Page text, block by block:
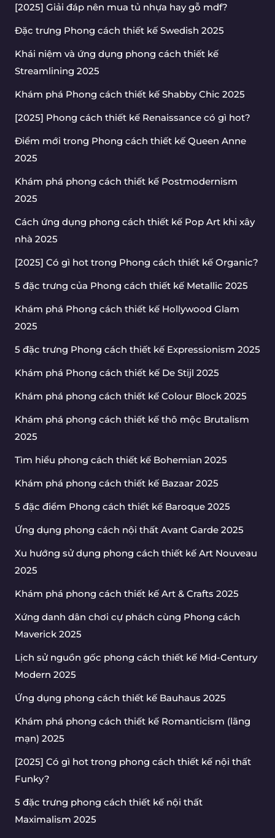
[2025] Giải đáp nên mua tủ nhựa hay gỗ mdf?
Đặc trưng Phong cách thiết kế Swedish 2025
Khái niệm và ứng dụng phong cách thiết kế
Streamlining 2025
Khám phá Phong cách thiết kế Shabby Chic 2025
[2025] Phong cách thiết kế Renaissance có gì hot?
Điểm mới trong Phong cách thiết kế Queen Anne
2025
Khám phá phong cách thiết kế Postmodernism
2025
Cách ứng dụng phong cách thiết kế Pop Art khi xây
nhà 2025
[2025] Có gì hot trong Phong cách thiết kế Organic?
5 đặc trưng của Phong cách thiết kế Metallic 2025
Khám phá Phong cách thiết kế Hollywood Glam
2025
5 đặc trưng Phong cách thiết kế Expressionism 2025
Khám phá Phong cách thiết kế De Stijl 2025
Khám phá phong cách thiết kế Colour Block 2025
Khám phá phong cách thiết kế thô mộc Brutalism
2025
Tìm hiểu phong cách thiết kế Bohemian 2025
Khám phá phong cách thiết kế Bazaar 2025
5 đặc điểm Phong cách thiết kế Baroque 2025
Ứng dụng phong cách nội thất Avant Garde 2025
Xu hướng sử dụng phong cách thiết kế Art Nouveau
2025
Khám phá phong cách thiết kế Art & Crafts 2025
Xứng danh dân chơi cự phách cùng Phong cách
Maverick 2025
Lịch sử nguồn gốc phong cách thiết kế Mid-Century
Modern 2025
Ứng dụng phong cách thiết kế Bauhaus 2025
Khám phá phong cách thiết kế Romanticism (lãng
mạn) 2025
[2025] Có gì hot trong phong cách thiết kế nội thất
Funky?
5 đặc trưng phong cách thiết kế nội thất
Maximalism 2025